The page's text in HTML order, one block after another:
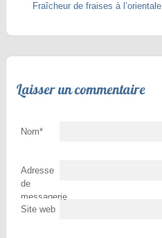
Fraîcheur de fraises à l’orientale
Laisser un commentaire
Nom*
Adresse
de
messagerie
*
Site web